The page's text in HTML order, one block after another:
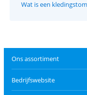
Wat is een
Ons assortiment
Bedrijfswebsite